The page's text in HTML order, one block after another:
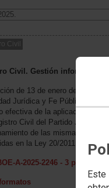
Este
Civil
Civil. Gestión informatizada
de 13 de enero de 2025,
Jurídica y Fe Pública, por la
efectiva de la aplicación
Civil del Partido Judicial
de las mismas
en la Ley 20/2011, de 21
A-2025-2246 - 3 págs. - 199